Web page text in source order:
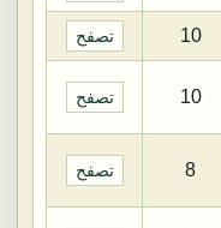
10 تصفح
10 تصفح
8 تصفح